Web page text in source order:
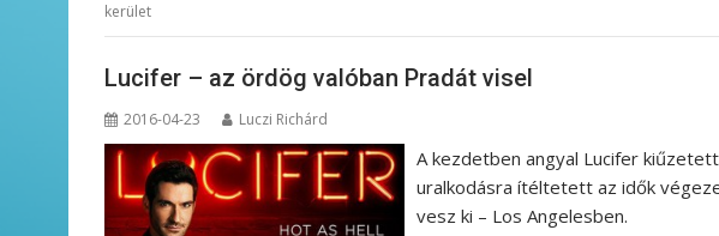
kerület
Lucifer – az ördög valóban Pradát visel
2016-04-23 Luczi Richárd
A kezdetben angyal Lucifer
uralkodásra ítéltetett az idők
vesz ki – Los Angelesben.